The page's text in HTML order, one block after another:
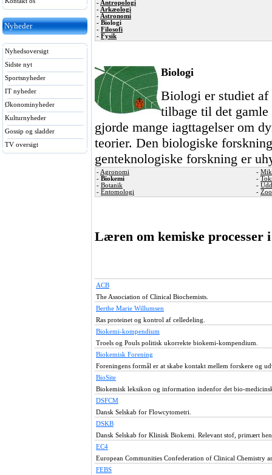
Nyheder
Nyhedsoversigt
Sidste nyt
Sportsnyheder
IT nyheder
Økonominyheder
Kulturnyheder
Gossip og sladder
TV oversigt
- Antropologi
- Arkæologi
- Astronomi
- Biologi
- Filosofi
- Fysik
Biologi
Biologi er studiet af
tilbage til det
gjorde mange iagttagelser om
teorier. Den biologiske
genteknologiske forskning er
- Agronomi
- Biokemi
- Botanik
- Entomologi
-
-
-
-
Læren om kemiske processer
ACB
The Association of Clinical Biochemists.
Berthe Marie Willumsen
Ras proteinet og kontrol af celledeling.
Biokemi-kompendium
Troels og Pouls politisk ukorrekte biokemi-kompendium.
Biokemisk Forening
Foreningens formål er at skabe kontakt mellem forskere og
BioSite
Biokemisk leksikon og information indenfor det bio-
DSFCM
Dansk Selskab for Flowcytometri.
DSKB
Dansk Selskab for Klinisk Biokemi. Relevant stof, primært
EC4
European Communities Confederation of Clinical Chemistry
FEBS